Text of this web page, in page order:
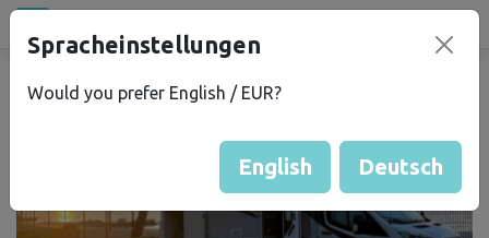
campu .eu
Spracheinstellungen
Would you prefer English / EUR?
English Deutsch